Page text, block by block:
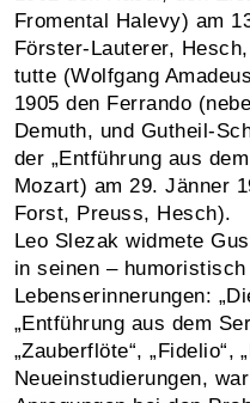
Fromental Halevy) am
Förster-Lauterer,
tutte (Wolfgang
1905 den Ferrando
Demuth, und Gutheil-
der „Entführung aus
Mozart) am 29. Jänner
Forst, Preuss, Hesch).
Leo Slezak widmete
in seinen –
Lebenserinnerungen:
„Entführung aus dem
„Zauberflöte“, „Fidelio“,
Neueinstudierungen,